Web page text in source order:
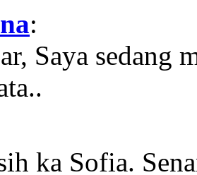
:
Saya sedang
ka Sofia.